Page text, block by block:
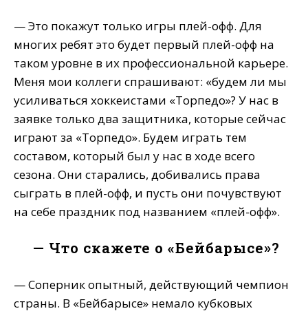
— Это покажут только игры плей-офф. Для
многих ребят это будет первый плей-офф на
таком уровне в их профессиональной карьере.
Меня мои коллеги спрашивают: «будем ли мы
усиливаться хоккеистами «Торпедо»? У нас в
заявке только два защитника, которые сейчас
играют за «Торпедо». Будем играть тем
составом, который был у нас в ходе всего
сезона. Они старались, добивались права
сыграть в плей-офф, и пусть они почувствуют
на себе праздник под названием «плей-офф».
— Что скажете о «Бейбарысе»?
— Соперник опытный, действующий чемпион
страны. В «Бейбарысе» немало кубковых